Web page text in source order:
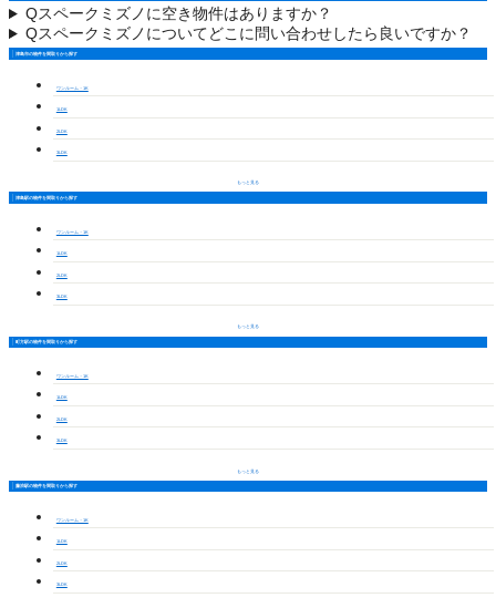
Qスペークミズノに空き物件はありますか？
Qスペークミズノについてどこに問い合わせしたら良いですか？
津島市の物件を間取りから探す
ワンルーム・1K
1LDK
2LDK
3LDK
もっと見る
津島駅の物件を間取りから探す
ワンルーム・1K
1LDK
2LDK
3LDK
もっと見る
町方駅の物件を間取りから探す
ワンルーム・1K
1LDK
2LDK
3LDK
もっと見る
藤浪駅の物件を間取りから探す
ワンルーム・1K
1LDK
2LDK
3LDK